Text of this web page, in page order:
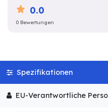
0.0
0 Bewertungen
Spezifikationen
EU-Verantwortliche